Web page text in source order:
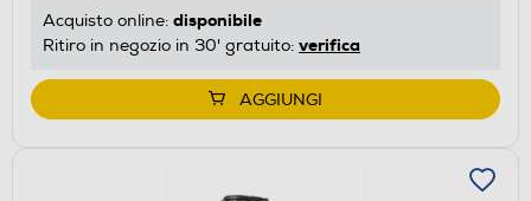
Acquisto online: disponibile
Ritiro in negozio in 30' gratuito: verifica
AGGIUNGI